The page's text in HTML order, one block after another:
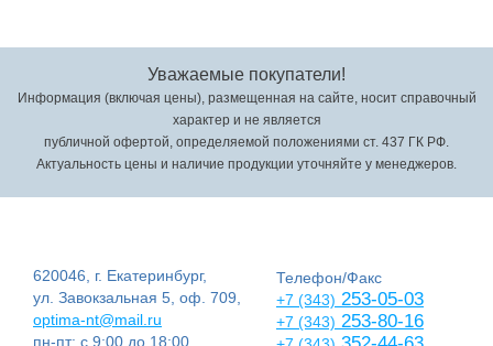
Уважаемые покупатели!
Информация (включая цены), размещенная на сайте, носит справочный
характер и не является
публичной офертой, определяемой положениями ст. 437 ГК РФ.
Актуальность цены и наличие продукции уточняйте у менеджеров.
620046, г. Екатеринбург,
ул. Завокзальная 5, оф. 709,
optima-nt@mail.ru
пн-пт: с 9:00 до 18:00
Телефон/Факс
+7 (343) 253-05-03
+7 (343) 253-80-16